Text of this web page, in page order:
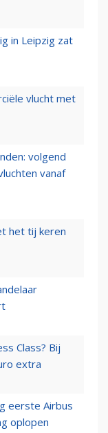
in Leipzig zat
vlucht met
volgend
vanaf
het tij keren
Class? Bij
extra
eerste Airbus
oplopen